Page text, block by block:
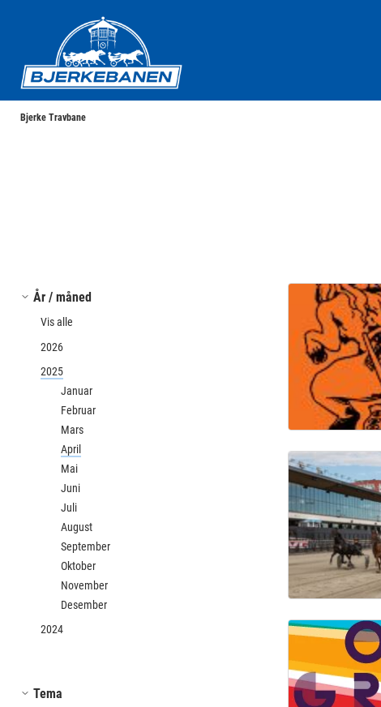
Bjerke Travbane
År / måned
Vis alle
2026
2025
Januar
Februar
Mars
April
Mai
Juni
Juli
August
September
Oktober
November
Desember
2024
Tema